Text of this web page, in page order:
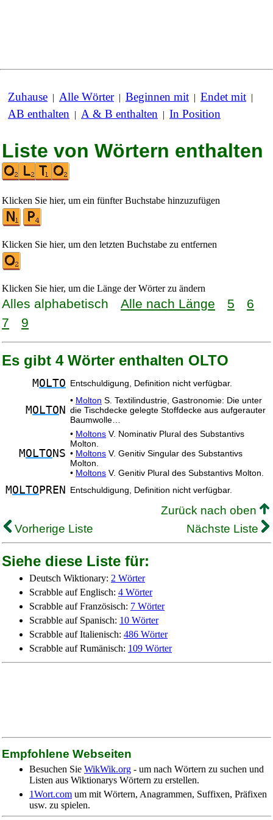
Zuhause | Alle Wörter| Beginnen mit | Endet mit |
AB enthalten | A & B enthalten | In Position
Liste von Wörtern enthalten
Klicken Sie hier, um ein fünfter Buchstabe hinzuzufügen
Klicken Sie hier, um den letzten Buchstabe zu entfernen
Klicken Sie hier, um die Länge der Wörter zu ändern
Alles alphabetisch Alle nach Länge 5
6
7
9
Es gibt 4 Wörter enthalten OLTO
MOLTO Entschuldigung, Definition nicht verfügbar.
MOLTO N
• Molton S. Textilindustrie, Gastronomie: Die unter
die Tischdecke gelegte Stoffdecke aus aufgerauter
Baumwolle…
MOLTO NS
• Moltons V. Nominativ Plural des Substantivs
Molton.
• Moltons V. Genitiv Singular des Substantivs
Molton.
• Moltons V. Genitiv Plural des Substantivs Molton.
MOLTO PREN Entschuldigung, Definition nicht verfügbar.
Zurück nach oben
Vorherige Liste
Nächste Liste
Siehe diese Liste für:
Deutsch Wiktionary: 2 Wörter
Scrabble auf Englisch: 4 Wörter
Scrabble auf Französisch: 7 Wörter
Scrabble auf Spanisch: 10 Wörter
Scrabble auf Italienisch: 486 Wörter
Scrabble auf Rumänisch: 109 Wörter
Empfohlene Webseiten
Besuchen Sie WikWik.org - um nach Wörtern zu suchen und
Listen aus Wiktionarys Wörtern zu erstellen.
1Wort.com um mit Wörtern, Anagrammen, Suffixen, Präfixen
usw. zu spielen.